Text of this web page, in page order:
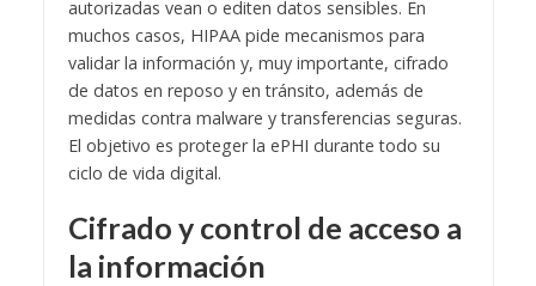
autorizadas vean o editen datos sensibles. En
muchos casos, HIPAA pide mecanismos para
validar la información y, muy importante, cifrado
de datos en reposo y en tránsito, además de
medidas contra malware y transferencias seguras.
El objetivo es proteger la ePHI durante todo su
ciclo de vida digital.
Cifrado y control de acceso a
la información